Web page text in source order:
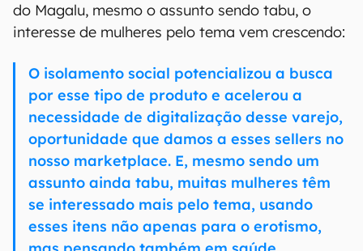
do Magalu, mesmo o assunto sendo tabu, o
interesse de mulheres pelo tema vem crescendo:
O isolamento social potencializou a busca
por esse tipo de produto e acelerou a
necessidade de digitalização desse varejo,
oportunidade que damos a esses sellers no
nosso marketplace. E, mesmo sendo um
assunto ainda tabu, muitas mulheres têm
se interessado mais pelo tema, usando
esses itens não apenas para o erotismo,